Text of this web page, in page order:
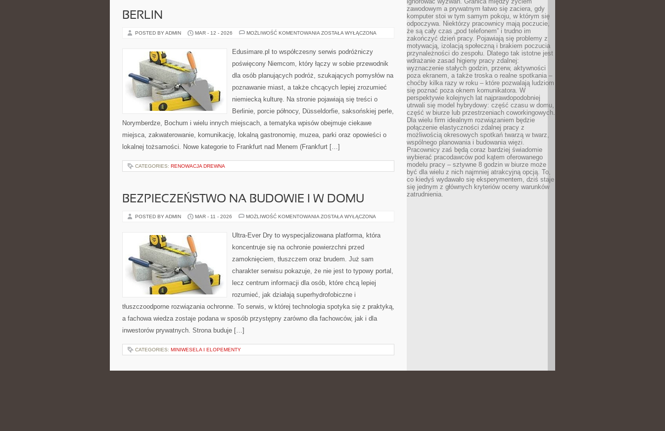
BERLIN
POSTED BY ADMIN MAR - 12 - 2026 MOŻLIWOŚĆ KOMENTOWANIA BERLIN
ZOSTAŁA WYŁĄCZONA
Edusimare.pl to współczesny serwis podróżniczy
poświęcony Niemcom, który łączy w sobie przewodnik
dla osób planujących podróż, szukających pomysłów na
poznawanie miast, a także chcących lepiej zrozumieć
niemiecką kulturę. Na stronie pojawiają się treści o
Berlinie, porcie północy, Düsseldorfie, saksońskiej perle,
Norymberdze, Bochum i wielu innych miejscach, a tematyka wpisów obejmuje ciekawe
miejsca, zakwaterowanie, komunikację, lokalną gastronomię, muzea, parki oraz opowieści o
lokalnej tożsamości. Nowe kategorie to Frankfurt nad Menem (Frankfurt […]
CATEGORIES: RENOWACJA DREWNA
BEZPIECZEŃSTWO NA BUDOWIE I W DOMU
POSTED BY ADMIN MAR - 11 - 2026 MOŻLIWOŚĆ KOMENTOWANIA BEZPIECZEŃSTWO
W
ZOSTAŁA WYŁĄCZONA
Ultra-Ever Dry to wyspecjalizowana platforma, która
koncentruje się na ochronie powierzchni przed
zamoknięciem, tłuszczem oraz brudem. Już sam
charakter serwisu pokazuje, że nie jest to typowy portal,
lecz centrum informacji dla osób, które chcą lepiej
rozumieć, jak działają superhydrofobiczne i
tłuszczoodporne rozwiązania ochronne. To serwis, w której technologia spotyka się z praktyką,
a fachowa wiedza zostaje podana w sposób przystępny zarówno dla fachowców, jak i dla
inwestorów prywatnych. Strona buduje […]
CATEGORIES: MINIWESELA I ELOPEMENTY
zawodowym a prywatnym łatwo się zaciera, gdy
komputer stoi w tym samym pokoju, w którym się
odpoczywa. Niektórzy pracownicy mają poczucie,
że są cały czas „pod telefonem” i trudno im
zakończyć dzień pracy. Pojawiają się problemy z
motywacją, izolacją społeczną i brakiem poczucia
przynależności do zespołu. Dlatego tak istotne jest
wdrażanie zasad higieny pracy zdalnej:
wyznaczenie stałych godzin, przerw, aktywności
poza ekranem, a także troska o realne spotkania –
choćby kilka razy w roku – które pozwalają ludziom
się poznać poza oknem komunikatora. W
perspektywie kolejnych lat najprawdopodobniej
utrwali się model hybrydowy: część czasu w domu,
część w biurze lub przestrzeniach coworkingowych.
Dla wielu firm idealnym rozwiązaniem będzie
połączenie elastyczności zdalnej pracy z
możliwością okresowych spotkań twarzą w twarz,
wspólnego planowania i budowania więzi.
Pracownicy zaś będą coraz bardziej świadomie
wybierać pracodawców pod kątem oferowanego
modelu pracy – sztywne 8 godzin w biurze może
być dla wielu z nich najmniej atrakcyjną opcją. To,
co kiedyś wydawało się eksperymentem, dziś staje
się jednym z głównych kryteriów oceny warunków
zatrudnienia.